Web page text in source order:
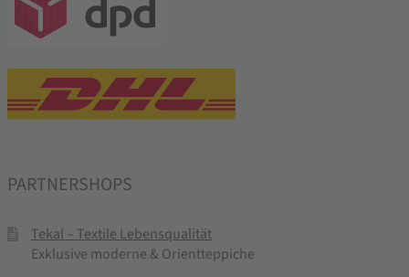
PARTNERSHOPS
Tekal – Textile Lebensqualität
Exklusive moderne & Orientteppiche